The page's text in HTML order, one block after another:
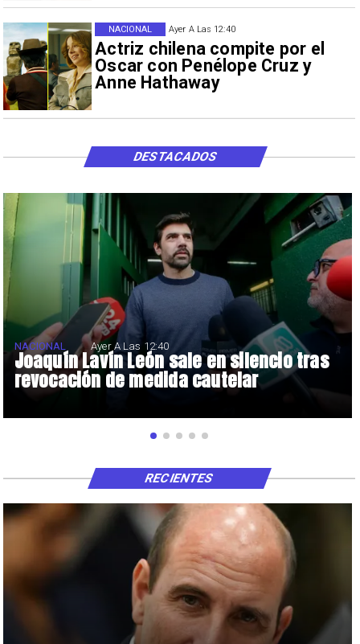
Ayer A Las 12:40
Actriz chilena compite por el
Oscar con Penélope Cruz y
Anne Hathaway
NACIONAL
Joaquín Lavín León sale en silencio tras
revocación de medida cautelar
NACIONAL Ayer A Las 12:40
DESTACADOS
RECIENTES